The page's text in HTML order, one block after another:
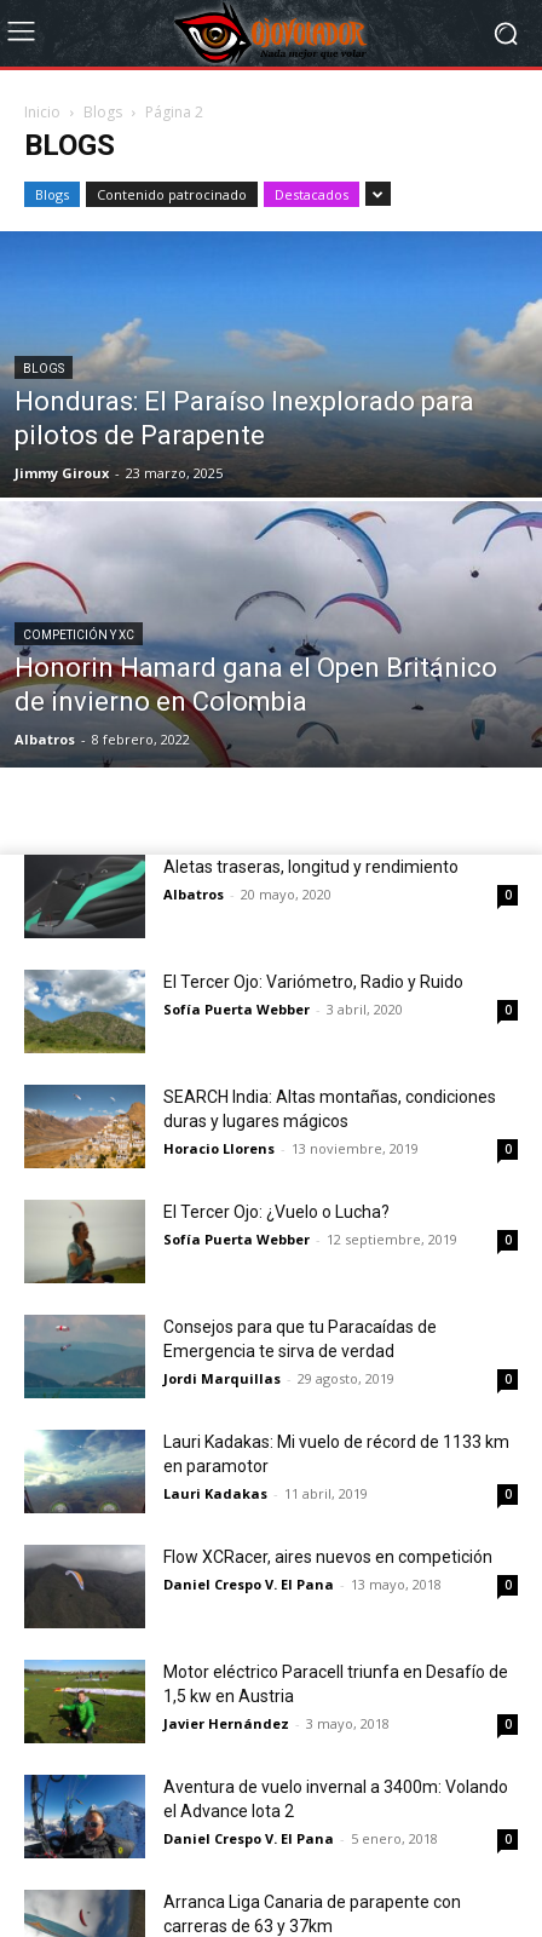
Inicio Blogs Página 2
BLOGS
Blogs Contenido patrocinado Destacados
BLOGS
Honduras: El Paraíso Inexplorado para
pilotos de Parapente
Jimmy Giroux - 23 marzo, 2025
COMPETICIÓN Y XC
Honorin Hamard gana el Open Británico
de invierno en Colombia
Albatros - 8 febrero, 2022
Aletas traseras, longitud y rendimiento
Albatros - 20 mayo, 2020 0
El Tercer Ojo: Variómetro, Radio y Ruido
Sofía Puerta Webber - 3 abril, 2020 0
SEARCH India: Altas montañas, condiciones
duras y lugares mágicos
Horacio Llorens - 13 noviembre, 2019 0
El Tercer Ojo: ¿Vuelo o Lucha?
Sofía Puerta Webber - 12 septiembre, 2019 0
Consejos para que tu Paracaídas de
Emergencia te sirva de verdad
Jordi Marquillas - 29 agosto, 2019 0
Lauri Kadakas: Mi vuelo de récord de 1133 km
en paramotor
Lauri Kadakas - 11 abril, 2019 0
Flow XCRacer, aires nuevos en competición
Daniel Crespo V. El Pana - 13 mayo, 2018 0
Motor eléctrico Paracell triunfa en Desafío de
1,5 kw en Austria
Javier Hernández - 3 mayo, 2018 0
Aventura de vuelo invernal a 3400m: Volando
el Advance Iota 2
Daniel Crespo V. El Pana - 5 enero, 2018 0
Arranca Liga Canaria de parapente con
carreras de 63 y 37km